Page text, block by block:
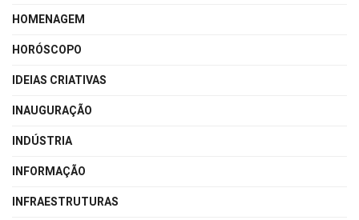
HOMENAGEM
HORÓSCOPO
IDEIAS CRIATIVAS
INAUGURAÇÃO
INDÚSTRIA
INFORMAÇÃO
INFRAESTRUTURAS